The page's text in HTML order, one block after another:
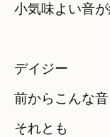
小気味よい音
デイジー
前からこんな
それとも